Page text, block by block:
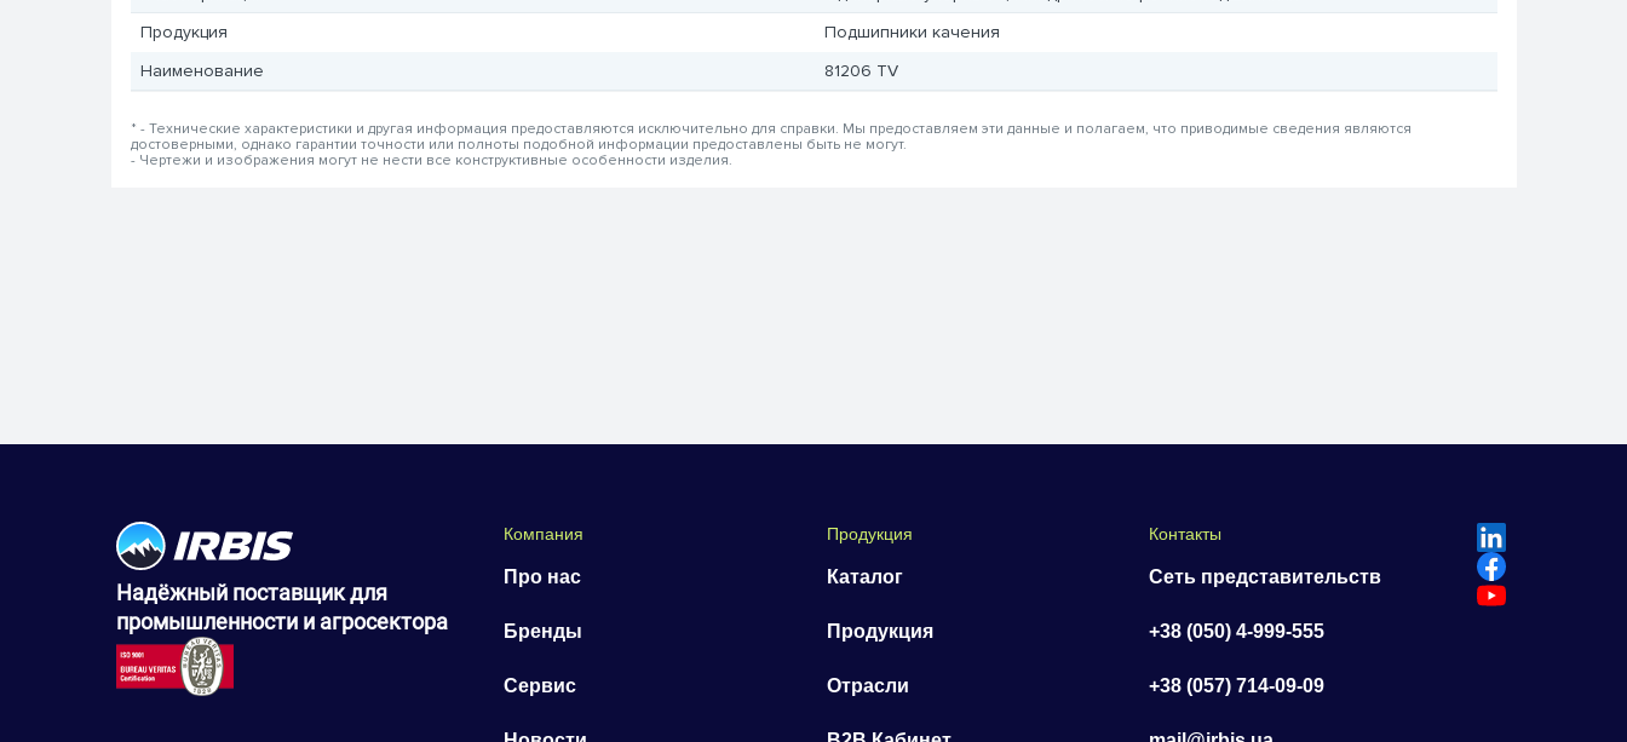
Продукция
Подшипники качения
Наименование
81206 TV
* - Технические характеристики и другая информация предоставляются исключительно для справки. Мы предоставляем эти данные и полагаем, что приводимые сведения являются
достоверными, однако гарантии точности или полноты подобной информации предоставлены быть не могут.
- Чертежи и изображения могут не нести все конструктивные особенности изделия.
Надёжный поставщик для
промышленности и агросектора
Компания
Про нас
Бренды
Сервис
Продукция
Каталог
Продукция
Отрасли
Контакты
Сеть представительств
+38 (050) 4-999-555
+38 (057) 714-09-09